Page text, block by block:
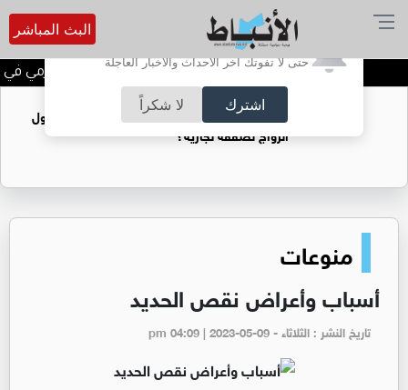
أترغب في تفعيل الإشعارات؟
حتى لا تفوتك آخر الأحداث والأخبار العاجلة
اشترك لا شكراً
البث المباشر
الحاجة خالدة محمود الكرمي في
فتيات يستغللنه لتحقيق مكاسب مادية.. هل تحول
الزواج لصفقة تجارية؟
منوعات
أسباب وأعراض نقص الحديد
تاريخ النشر : الثلاثاء - pm 04:09 | 2023-05-09